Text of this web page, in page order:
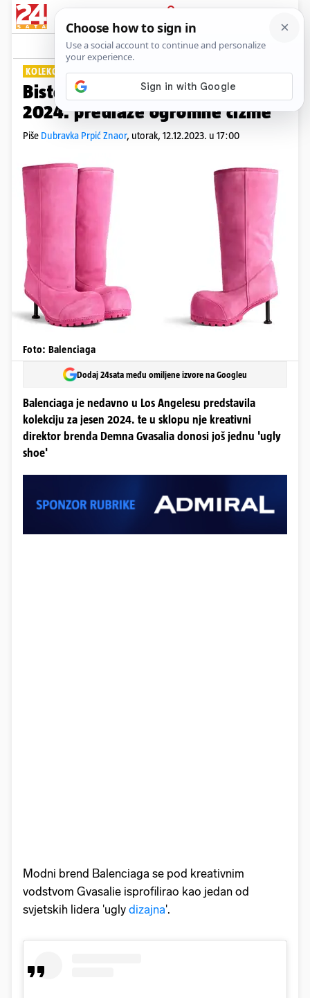
PRIJAVA
Lifestyle Komentari
KOLEKCIJA ZA JESEN
Biste li ih nosili? Balenciaga za
2024. predlaže ogromne čizme
Piše Dubravka Prpić Znaor, utorak, 12.12.2023. u 17:00
Foto: Balenciaga
Dodaj 24sata među omiljene izvore na Googleu
Balenciaga je nedavno u Los Angelesu predstavila
kolekciju za jesen 2024. te u sklopu nje kreativni
direktor brenda Demna Gvasalia donosi još jednu 'ugly
shoe'
Modni brend Balenciaga se pod kreativnim
vodstvom Gvasalie isprofilirao kao jedan od
svjetskih lidera 'ugly dizajna'.